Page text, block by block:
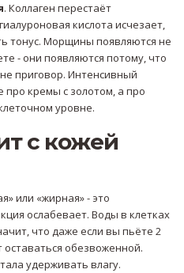
. Коллаген перестаёт
кислота исчезает,
тонус. Морщины появляются не
- они появляются потому, что
приговор. Интенсивный
про кремы с золотом, а про
уровне.
с кожей
или «жирная» - это
ослабевает. Воды в клетках
что даже если вы пьёте 2
обезвоженной.
удерживать влагу.